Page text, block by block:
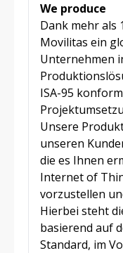
We produce
Dank mehr als
Movilitas ein
Unternehmen
ISA-95
Unsere
unseren
die es Ihnen
Internet of
vorzustellen
Hierbei steht
basierend auf
Standard, im